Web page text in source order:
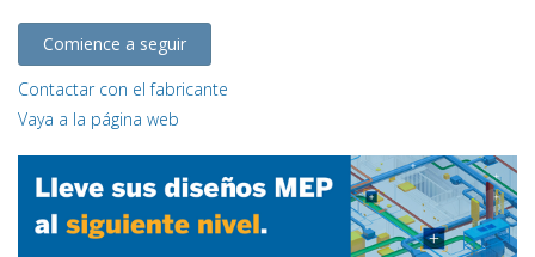
Comience a seguir
Contactar con el fabricante
Vaya a la página web